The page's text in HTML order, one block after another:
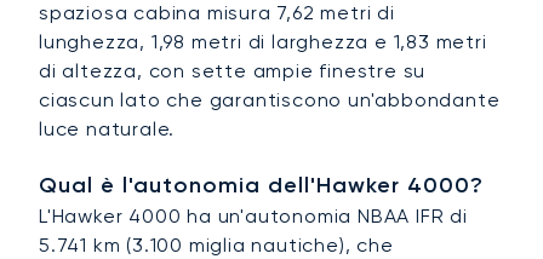
spaziosa cabina misura 7,62 metri di
lunghezza, 1,98 metri di larghezza e 1,83 metri
di altezza, con sette ampie finestre su
ciascun lato che garantiscono un'abbondante
luce naturale.
Qual è l'autonomia dell'Hawker 4000?
L'Hawker 4000 ha un'autonomia NBAA IFR di
5.741 km (3.100 miglia nautiche), che